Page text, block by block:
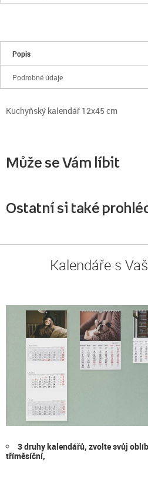
Popis
Podrobné údaje
Kuchyňský kalendář 12x45 cm
Může se Vám líbit
Ostatní si také
Kalendáře s
3 druhy kalendářů, zvolte svůj
tříměsíční,